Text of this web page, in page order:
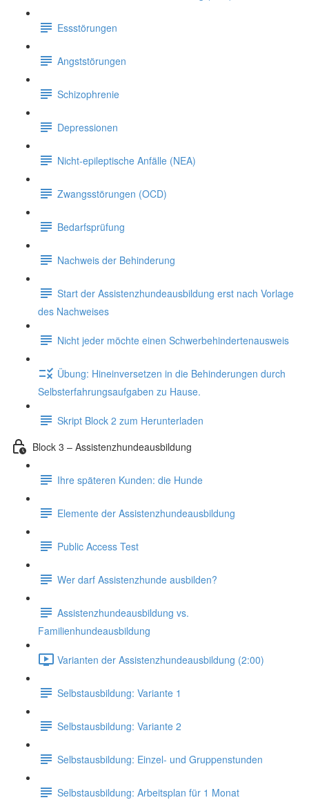
Essstörungen
Angststörungen
Schizophrenie
Depressionen
Nicht-epileptische Anfälle (NEA)
Zwangsstörungen (OCD)
Bedarfsprüfung
Nachweis der Behinderung
Start der Assistenzhundeausbildung erst nach Vorlage
des Nachweises
Nicht jeder möchte einen Schwerbehindertenausweis
Übung: Hineinversetzen in die Behinderungen durch
Selbsterfahrungsaufgaben zu Hause.
Skript Block 2 zum Herunterladen
Block 3 – Assistenzhundeausbildung
Ihre späteren Kunden: die Hunde
Elemente der Assistenzhundeausbildung
Public Access Test
Wer darf Assistenzhunde ausbilden?
Assistenzhundeausbildung vs.
Familienhundeausbildung
Varianten der Assistenzhundeausbildung (2:00)
Selbstausbildung: Variante 1
Selbstausbildung: Variante 2
Selbstausbildung: Einzel- und Gruppenstunden
Selbstausbildung: Arbeitsplan für 1 Monat